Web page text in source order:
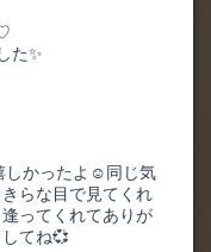
た✨
しかったよ☺️同じ気
らな目で見てくれ
ってくれてありが
てね💞